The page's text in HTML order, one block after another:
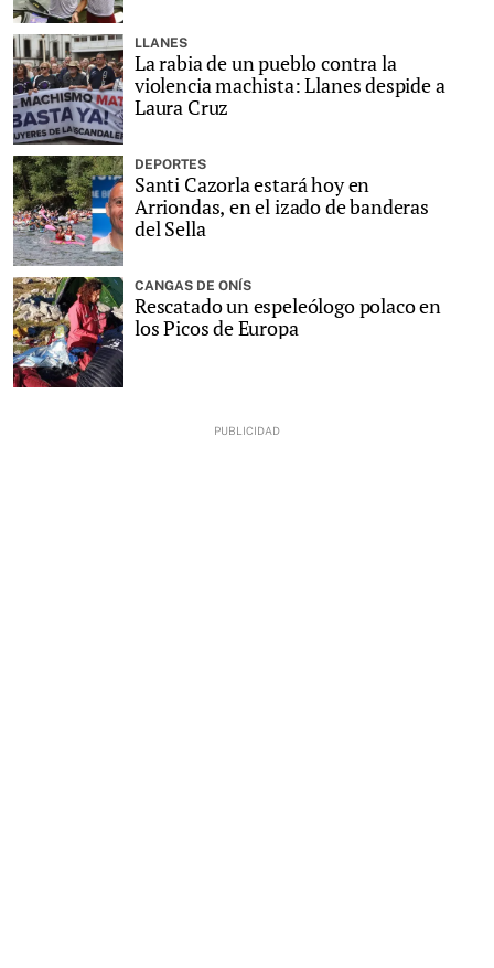
LLANES
La rabia de un pueblo contra la
violencia machista: Llanes despide a
Laura Cruz
DEPORTES
Santi Cazorla estará hoy en
Arriondas, en el izado de banderas
del Sella
CANGAS DE ONÍS
Rescatado un espeleólogo polaco en
los Picos de Europa